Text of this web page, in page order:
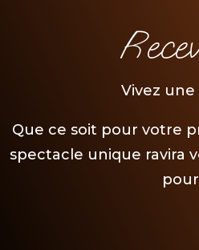
Vivez une
Que ce soit pour votre
spectacle unique ravira